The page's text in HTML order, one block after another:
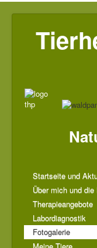
Startseite und
Über mich und die
Therapieangebote
Labordiagnostik
Fotogalerie